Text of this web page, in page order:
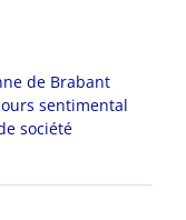
de Brabant
sentimental
société